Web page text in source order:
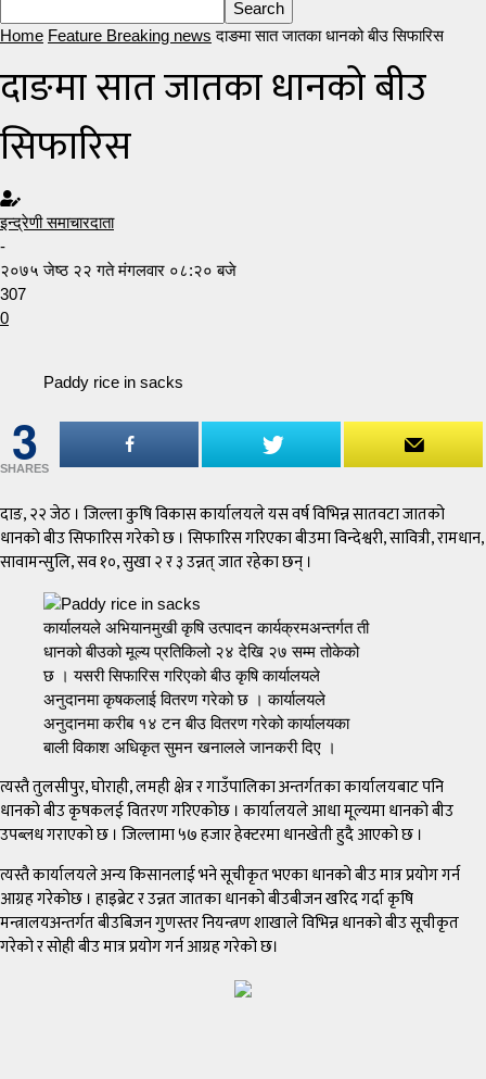
Home Feature Breaking news दाङमा सात जातका धानको बीउ सिफारिस
दाङमा सात जातका धानको बीउ
सिफारिस
इन्द्रेणी समाचारदाता
-
२०७५ जेष्ठ २२ गते मंगलवार ०८:२० बजे
307
0
Paddy rice in sacks
3
SHARES
दाङ, २२ जेठ । जिल्ला कुषि विकास कार्यालयले यस वर्ष विभिन्न सातवटा जातको
धानको बीउ सिफारिस गरेको छ । सिफारिस गरिएका बीउमा विन्देश्वरी, सावित्री, रामधान,
सावामन्सुलि, सव १०, सुखा २ र ३ उन्नत् जात रहेका छन् ।
कार्यालयले अभियानमुखी कृषि उत्पादन कार्यक्रमअन्तर्गत ती
धानको बीउको मूल्य प्रतिकिलो २४ देखि २७ सम्म तोकेको
छ । यसरी सिफारिस गरिएको बीउ कृषि कार्यालयले
अनुदानमा कृषकलाई वितरण गरेको छ । कार्यालयले
अनुदानमा करीब १४ टन बीउ वितरण गरेको कार्यालयका
बाली विकाश अधिकृत सुमन खनालले जानकरी दिए ।
त्यस्तै तुलसीपुर, घोराही, लमही क्षेत्र र गाउँपालिका अन्तर्गतका कार्यालयबाट पनि
धानको बीउ कृषकलई वितरण गरिएकोछ । कार्यालयले आधा मूल्यमा धानको बीउ
उपब्लध गराएको छ । जिल्लामा ५७ हजार हेक्टरमा धानखेती हुदै आएको छ ।
त्यस्तै कार्यालयले अन्य किसानलाई भने सूचीकृत भएका धानको बीउ मात्र प्रयोग गर्न
आग्रह गरेकोछ । हाइब्रेट र उन्नत जातका धानको बीउबीजन खरिद गर्दा कृषि
मन्त्रालयअन्तर्गत बीउबिजन गुणस्तर नियन्त्रण शाखाले विभिन्न धानको बीउ सूचीकृत
गरेको र सोही बीउ मात्र प्रयोग गर्न आग्रह गरेको छ।